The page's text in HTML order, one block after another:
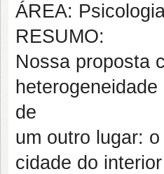
ÁREA:
RESUMO:
Nossa proposta
de
um outro lugar:
cidade do